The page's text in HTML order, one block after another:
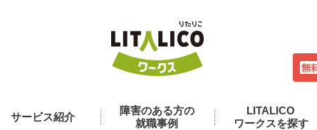
サービス紹介
障害のある方の
就職事例
LITALICO
ワークスを探す